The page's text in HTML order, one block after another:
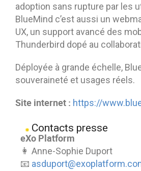
adoption sans rupture par les
BlueMind c’est aussi un
UX, un support avancé des
Thunderbird dopé au
Déployée à grande échelle,
souveraineté et usages réels.
Site internet : https://
Contacts presse
eXo Platform
👩 Anne-Sophie Duport
📧